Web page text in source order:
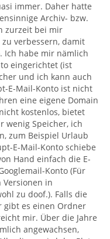
immer. Daher hatte
Archiv- bzw.
zurzeit bei mir
verbessern, damit
Ich habe mir nämlich
eingerichtet (ist
und ich kann auch
E-Mail-Konto ist nicht
eine eigene Domain
kostenlos, bietet
wenig Speicher, ich
zum Beispiel Urlaub
E-Mail-Konto schiebe
Hand einfach die E-
Konto (Für
Versionen in
zu doof.). Falls die
gibt es einen Ordner
mir. Über die Jahre
angewachsen,